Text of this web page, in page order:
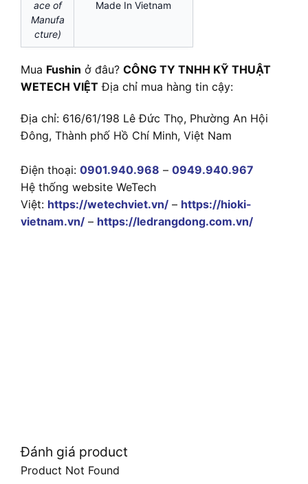
ace of
Manufa
cture)
Made In Vietnam
Mua Fushin ở đâu? CÔNG TY TNHH KỸ THUẬT
WETECH VIỆT Địa chỉ mua hàng tin cậy:
Địa chỉ: 616/61/198 Lê Đức Thọ, Phường An Hội
Đông, Thành phố Hồ Chí Minh, Việt Nam
Điện thoại: 0901.940.968 – 0949.940.967
Hệ thống website WeTech
Việt: https://wetechviet.vn/ – https://hioki-
vietnam.vn/ – https://ledrangdong.com.vn/
Đánh giá product
Product Not Found